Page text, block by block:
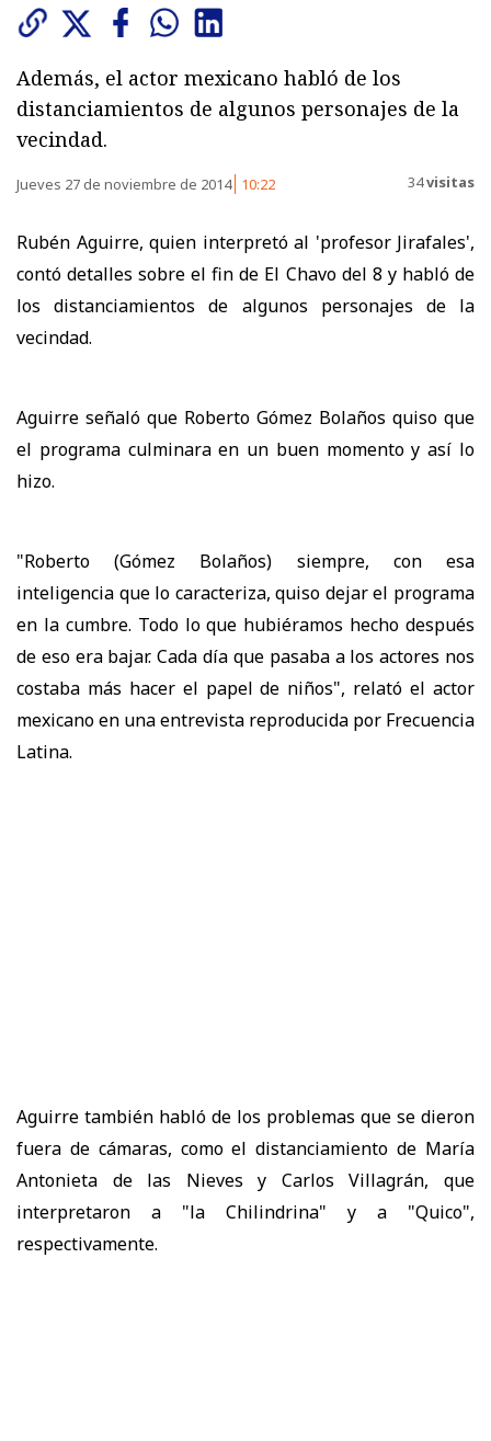
Además, el actor mexicano habló de los
distanciamientos de algunos personajes de la
vecindad.
Jueves 27 de noviembre de 2014 10:22 34visitas
Rubén Aguirre, quien interpretó al 'profesor Jirafales',
contó detalles sobre el fin de El Chavo del 8 y habló de
los distanciamientos de algunos personajes de la
vecindad.
Aguirre señaló que Roberto Gómez Bolaños quiso que
el programa culminara en un buen momento y así lo
hizo.
"Roberto (Gómez Bolaños) siempre, con esa
inteligencia que lo caracteriza, quiso dejar el programa
en la cumbre. Todo lo que hubiéramos hecho después
de eso era bajar. Cada día que pasaba a los actores nos
costaba más hacer el papel de niños", relató el actor
mexicano en una entrevista reproducida por Frecuencia
Latina.
Aguirre también habló de los problemas que se dieron
fuera de cámaras, como el distanciamiento de María
Antonieta de las Nieves y Carlos Villagrán, que
interpretaron a "la Chilindrina" y a "Quico",
respectivamente.